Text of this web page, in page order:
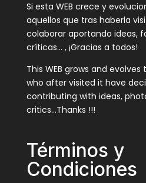
Si esta WEB crece y
aquellos que tras haberla
colaborar aportando ideas,
críticas… , ¡Gracias a todos!
This WEB grows and
who after visited it have
contributing with ideas,
critics…Thanks !!!
Términos y
Condiciones